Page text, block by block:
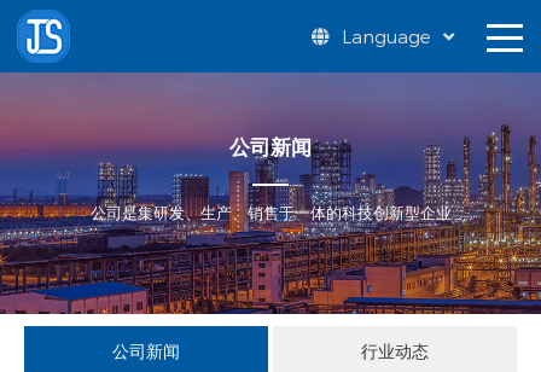
Language
公司新闻
公司是集研发、生产、销售于一体的科技创新型企业
公司新闻 行业动态